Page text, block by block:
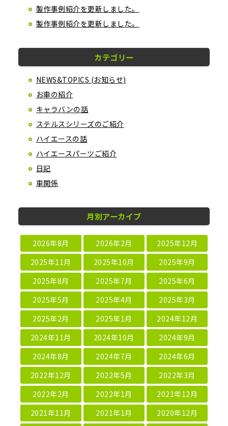
製作事例紹介を更新しました。
製作事例紹介を更新しました。
カテゴリー
NEWS&TOPICS (お知らせ)
お車の紹介
キャラバンの話
ステルスシリーズのご紹介
ハイエースの話
ハイエースパーツご紹介
日記
車関係
月別アーカイブ
2026年8月 2026年2月
2025年12月
2025年11月
2025年10月
2025年9月
2025年8月
2025年7月
2025年6月
2025年5月
2025年4月
2025年3月
2025年2月
2025年1月
2024年12月
2024年11月
2024年10月
2024年9月
2024年8月
2024年7月
2024年6月
2022年12月
2022年5月
2022年3月
2022年2月
2022年1月
2021年12月
2021年11月
2021年1月
2020年12月